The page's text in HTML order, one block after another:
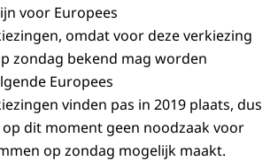
voor Europees
omdat voor deze verkiezing
zondag bekend mag worden
Europees
vinden pas in 2019 plaats, dus
dit moment geen noodzaak voor
op zondag mogelijk maakt.